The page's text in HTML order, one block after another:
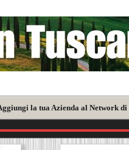
la tua Azienda al Network